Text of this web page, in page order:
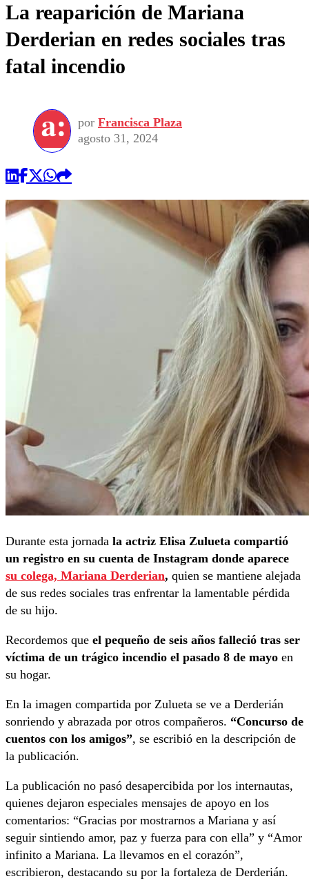
La reaparición de Mariana
Derderian en redes sociales tras
fatal incendio
por Francisca Plaza
agosto 31, 2024
Durante esta jornada la actriz Elisa Zulueta compartió
un registro en su cuenta de Instagram donde aparece
su colega, Mariana Derderian, quien se mantiene alejada
de sus redes sociales tras enfrentar la lamentable pérdida
de su hijo.
Recordemos que el pequeño de seis años falleció tras ser
víctima de un trágico incendio el pasado 8 de mayo en
su hogar.
En la imagen compartida por Zulueta se ve a Derderián
sonriendo y abrazada por otros compañeros. “Concurso de
cuentos con los amigos”, se escribió en la descripción de
la publicación.
La publicación no pasó desapercibida por los internautas,
quienes dejaron especiales mensajes de apoyo en los
comentarios: “Gracias por mostrarnos a Mariana y así
seguir sintiendo amor, paz y fuerza para con ella” y “Amor
infinito a Mariana. La llevamos en el corazón”,
escribieron, destacando su por la fortaleza de Derderián.